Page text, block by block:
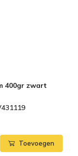
400gr zwart
Toevoegen